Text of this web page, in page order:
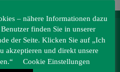
– nähere Informationen dazu
finden Sie in unserer
der Seite. Klicken Sie auf „Ich
akzeptieren und direkt unsere
Cookie Einstellungen